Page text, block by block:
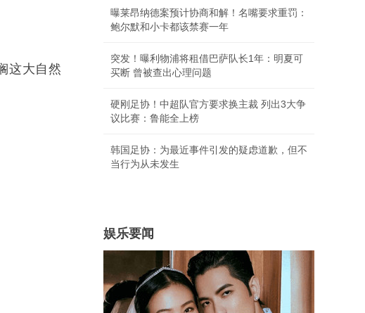
这大自然
曝莱昂纳德案预计协商和解！名嘴要求重罚：
鲍尔默和小卡都该禁赛一年
突发！曝利物浦将租借巴萨队长1年：明夏可
买断 曾被查出心理问题
硬刚足协！中超队官方要求换主裁 列出3大争
议比赛：鲁能全上榜
韩国足协：为最近事件引发的疑虑道歉，但不
当行为从未发生
娱乐要闻